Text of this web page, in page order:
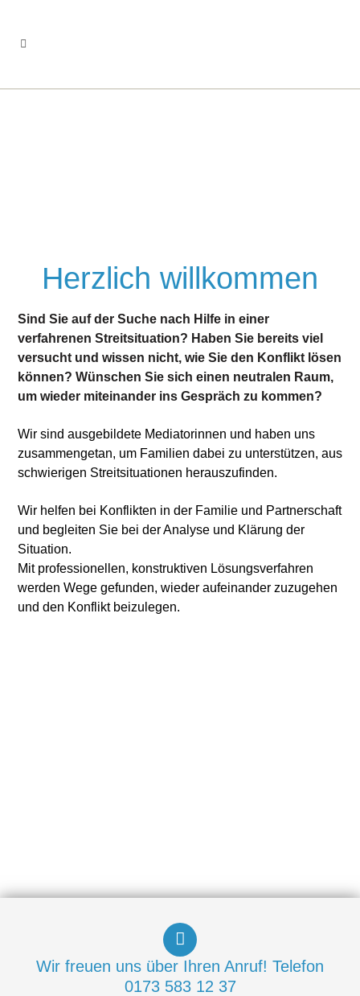
Herzlich willkommen
Sind Sie auf der Suche nach Hilfe in einer
verfahrenen Streitsituation? Haben Sie bereits viel
versucht und wissen nicht, wie Sie den Konflikt lösen
können? Wünschen Sie sich einen neutralen Raum,
um wieder miteinander ins Gespräch zu kommen?
Wir sind ausgebildete Mediatorinnen und haben uns
zusammengetan, um Familien dabei zu unterstützen, aus
schwierigen Streitsituationen herauszufinden.
Wir helfen bei Konflikten in der Familie und Partnerschaft
und begleiten Sie bei der Analyse und Klärung der
Situation.
Mit professionellen, konstruktiven Lösungsverfahren
werden Wege gefunden, wieder aufeinander zuzugehen
und den Konflikt beizulegen.
Wir freuen uns über Ihren Anruf! Telefon
0173 583 12 37